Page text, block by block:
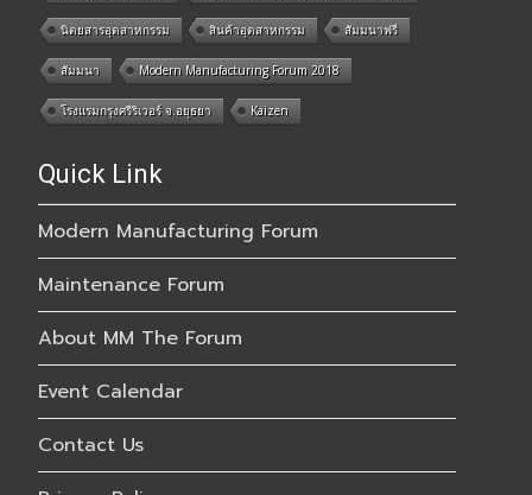
นิตยสารอุตสาหกรรม สินค้าอุตสาหกรรม สัมมนาฟรี
สัมมนา Modern Manufacturing Forum 2018
โรงแรมกรุงศรีริเวอร์ จ.อยุธยา Kaizen
Quick Link
Modern Manufacturing Forum
Maintenance Forum
About MM The Forum
Event Calendar
Contact Us